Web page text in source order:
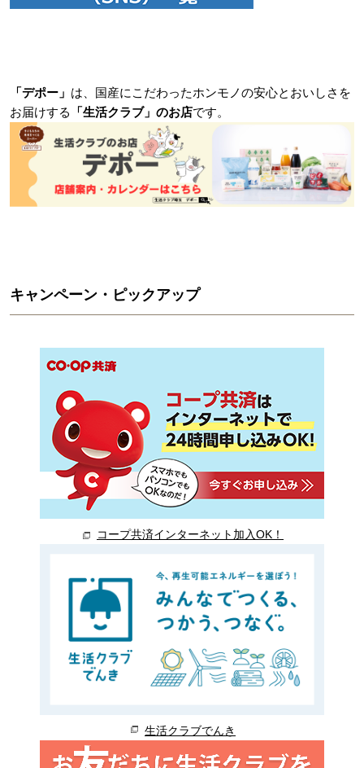
「デポー」 は、国産にこだわったホンモノの安心とおいしさを
お届けする
「生活クラブ」のお店です。
キャンペーン・ピックアップ
コープ共済インターネット加入OK！
生活クラブでんき